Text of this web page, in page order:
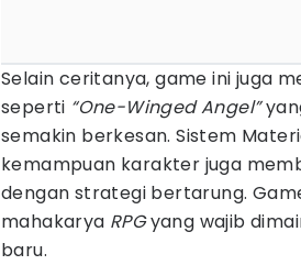
Selain ceritanya, game ini juga
seperti “One-Winged Angel”
semakin berkesan. Sistem
kemampuan karakter juga
dengan strategi bertarung.
mahakarya RPGyang wajib
baru.